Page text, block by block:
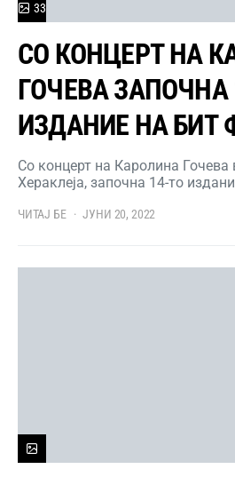
33
СО КОНЦЕРТ НА
ГОЧЕВА ЗАПОЧНА
ИЗДАНИЕ НА БИТ
Со концерт на Каролина Гочева
Хераклеја, започна 14-то
ЧИТАЈ БЕ ЈУНИ 20, 2022